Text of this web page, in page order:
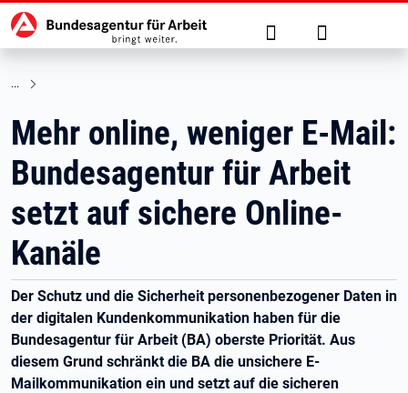
zu den Hauptinhalten springen
Hauptnavigation Suche Anmelden
Mehr online, weniger E-Mail:
Bundesagentur für Arbeit
setzt auf sichere Online-
Kanäle
Der Schutz und die Sicherheit personenbezogener Daten in
der digitalen Kundenkommunikation haben für die
Bundesagentur für Arbeit (BA) oberste Priorität. Aus
diesem Grund schränkt die BA die unsichere E-
Mailkommunikation ein und setzt auf die sicheren